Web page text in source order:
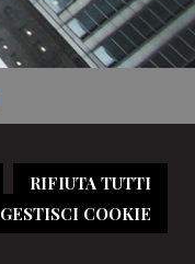
RIFIUTA TUTTI
GESTISCI COOKIE